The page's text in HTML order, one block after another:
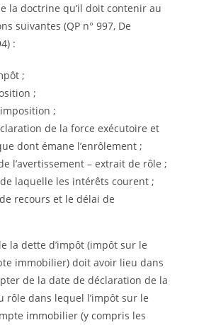
la doctrine qu’il doit contenir au
suivantes (QP n° 997, De
:
;
;
;
de la force exécutoire et
dont émane l’enrôlement ;
l’avertissement – extrait de rôle ;
laquelle les intérêts courent ;
recours et le délai de
la dette d’impôt (impôt sur le
immobilier) doit avoir lieu dans
de la date de déclaration de la
rôle dans lequel l’impôt sur le
immobilier (y compris les